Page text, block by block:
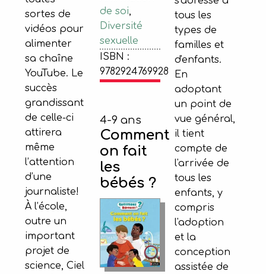
de soi,
Diversité
sexuelle
ISBN :
9782924769928
sortes de
vidéos pour
alimenter
sa chaîne
YouTube. Le
succès
grandissant
de celle-ci
attirera
même
l’attention
d’une
journaliste!
À l’école,
outre un
important
projet de
science, Ciel
4-9 ans
Comment
on fait
les
bébés ?
tous les
types de
familles et
d'enfants.
En
adoptant
un point de
vue général,
il tient
compte de
l'arrivée de
tous les
enfants, y
compris
l'adoption
et la
conception
assistée de